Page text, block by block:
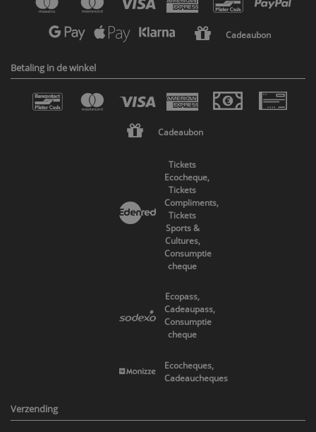
Cadeaubon
Betaling in de winkel
Cadeaubon
Tickets
Ecocheque,
Tickets
Compliments,
Tickets
Sports &
Cultures,
Consumptie
cheque
Ecopass,
Cadeaupass,
Consumptie
cheque
Ecocheques,
Cadeaucheques
Verzending